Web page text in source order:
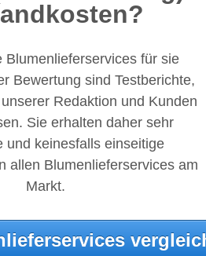
Blumenlieferservices für sie
Bewertung sind Testberichte,
Redaktion und Kunden
Sie erhalten daher sehr
und keinesfalls einseitige
allen Blumenlieferservices am
Markt.